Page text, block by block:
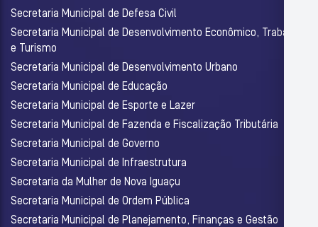
Secretaria Municipal de Defesa Civil
Secretaria Municipal de Desenvolvimento Econômico, Trabalho
e Turismo
Secretaria Municipal de Desenvolvimento Urbano
Secretaria Municipal de Educação
Secretaria Municipal de Esporte e Lazer
Secretaria Municipal de Fazenda e Fiscalização Tributária
Secretaria Municipal de Governo
Secretaria Municipal de Infraestrutura
Secretaria da Mulher de Nova Iguaçu
Secretaria Municipal de Ordem Pública
Secretaria Municipal de Planejamento, Finanças e Gestão